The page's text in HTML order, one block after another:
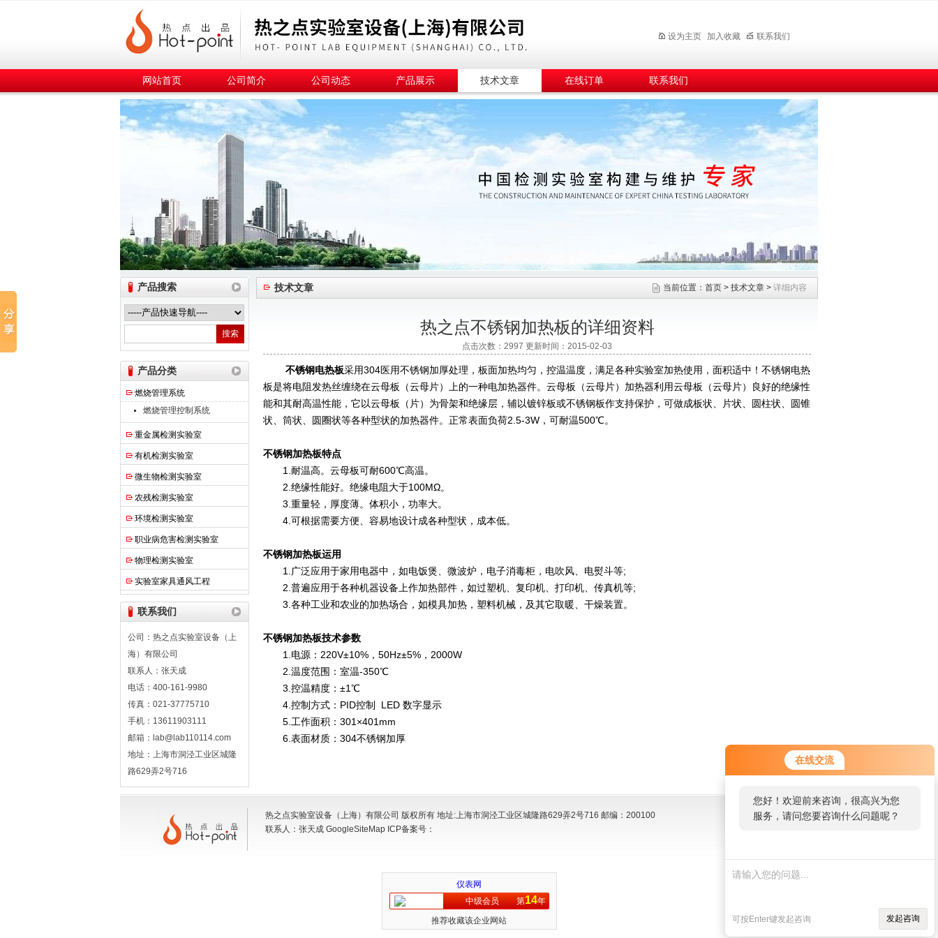
在线交流
您好！欢迎前来咨询，很高兴为您
服务，请问您要咨询什么问题呢？
可按Enter键发起咨询 发起咨询
热之点实验室设备（上海）有限公司
设为主页 加入收藏 联系我们
网站首页 公司简介 公司动态 产品展示 技术文章 在线订单 联系我们
产品搜索
产品分类
燃烧管理系统
燃烧管理控制系统
重金属检测实验室
有机检测实验室
微生物检测实验室
农残检测实验室
环境检测实验室
职业病危害检测实验室
物理检测实验室
实验室家具通风工程
联系我们
公司：热之点实验室设备（上
海）有限公司
联系人：张天成
电话：400-161-9980
传真：021-37775710
手机：13611903111
邮箱：lab@lab110114.com
地址：上海市洞泾工业区城隆
路629弄2号716
技术文章 当前位置： 首页 > 技术文章 > 详细内容
热之点不锈钢加热板的详细资料
点击次数：2997 更新时间：2015-02-03
不锈钢电热板采用304医用不锈钢加厚处理，板面加热均匀，控温温度，满足各种实验室加热使用，面积适中！不锈钢电热
板是将电阻发热丝缠绕在云母板（云母片）上的一种电加热器件。云母板（云母片）加热器利用云母板（云母片）良好的绝缘性
能和其耐高温性能，它以云母板（片）为骨架和绝缘层，辅以镀锌板或不锈钢板作支持保护，可做成板状、片状、圆柱状、圆锥
状、筒状、圆圈状等各种型状的加热器件。正常表面负荷2.5-3W，可耐温500℃。
不锈钢加热板特点
1.耐温高。云母板可耐600℃高温。
2.绝缘性能好。绝缘电阻大于100MΩ。
3.重量轻，厚度薄。体积小，功率大。
4.可根据需要方便、容易地设计成各种型状，成本低。
不锈钢加热板运用
1.广泛应用于家用电器中，如电饭煲、微波炉，电子消毒柜，电吹风、电熨斗等;
2.普遍应用于各种机器设备上作加热部件，如过塑机、复印机、打印机、传真机等;
3.各种工业和农业的加热场合，如模具加热，塑料机械，及其它取暖、干燥装置。
不锈钢加热板技术参数
1.电源：220V±10%，50Hz±5%，2000W
2.温度范围：室温-350℃
3.控温精度：±1℃
4.控制方式：PID控制 LED 数字显示
5.工作面积：301×401mm
6.表面材质：304不锈钢加厚
热之点实验室设备（上海）有限公司 版权所有 地址:上海市洞泾工业区城隆路629弄2号716 邮编：200100
联系人：张天成 GoogleSiteMap ICP备案号：
仪表网
中级会员
第14年
推荐收藏该企业网站